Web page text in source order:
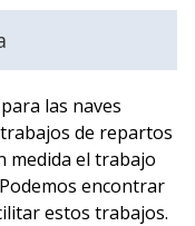
las naves
de repartos
medida el trabajo
encontrar
estos trabajos.